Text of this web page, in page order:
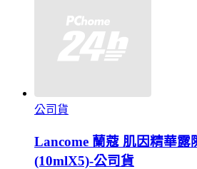
公司貨
Lancome 蘭蔻 肌因精華露
(10mlX5)-公司貨